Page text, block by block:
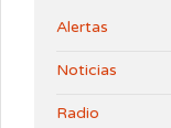
Alertas
Noticias
Radio